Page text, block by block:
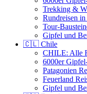
Trekking &
Rundreisen in
Tour-
Gipfel und
🇨🇱 Chile
CHILE: Alle
6000er
Patagonien
Feuerland
Gipfel und